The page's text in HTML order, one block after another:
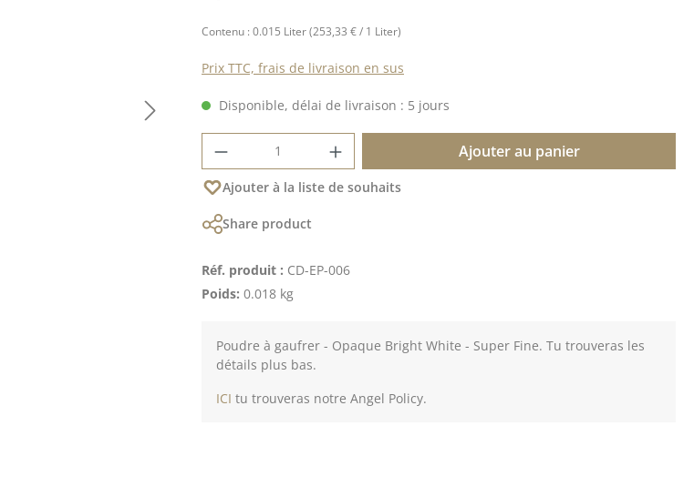
Contenu : 0.015 Liter(253,33 € / 1 Liter)
Prix TTC, frais de livraison en sus
Disponible, délai de livraison : 5 jours
Quantité de produit : Entrez la quantité
Ajouter au panier
Ajouter à la liste de souhaits
Share product
Réf. produit : CD-EP-006
Poids: 0.018 kg
Poudre à gaufrer - Opaque Bright White - Super Fine. Tu trouveras les
détails plus bas.
ICI tu trouveras notre Angel Policy.